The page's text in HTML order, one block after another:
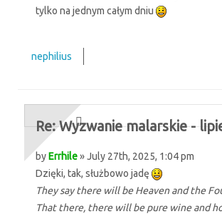
tylko na jednym całym dniu
nephilius
Re: Wyzwanie malarskie -
byErrhile» July 27th, 2025, 1:04 pm
Dzięki, tak, służbowo jadę
They say there will be Heaven and the
That there, there will be pure wine and